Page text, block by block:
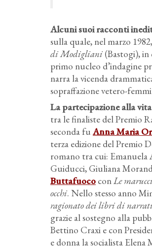
Alcuni suoi racconti
sulla quale, nel marzo
di Modigliani (Bastogi),
primo nucleo d’indagine
narra la vicenda
sopraffazione vetero-
La partecipazione alla
tra le finaliste del Premio
seconda fu Anna Maria
terza edizione del Premio
romano tra cui: Emanuela
Guiducci, Giuliana
Buttafuoco conLe
occhi. Nello stesso anno
ragionato dei libri di
grazie al sostegno alla
Bettino Craxi e con
e donna la socialista